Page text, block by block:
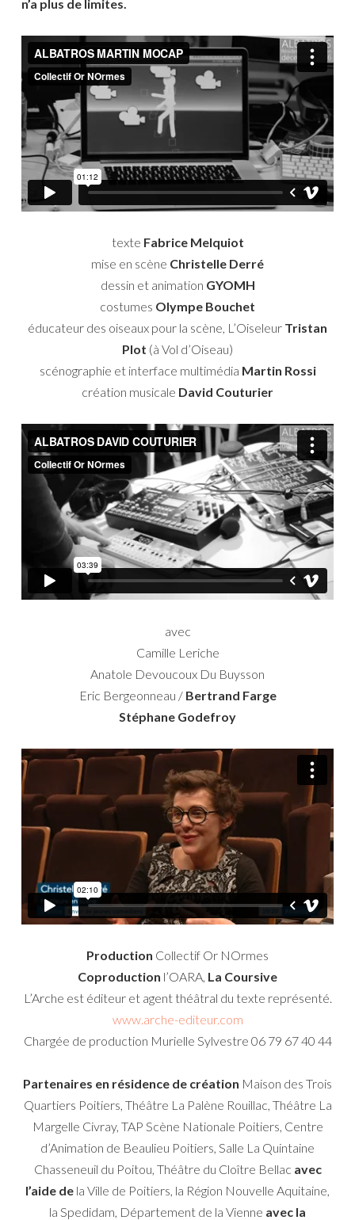
n’a plus de limites.
texte Fabrice Melquiot
mise en scène Christelle Derré
dessin et animation GYOMH
costumes Olympe Bouchet
éducateur des oiseaux pour la scène, L’Oiseleur Tristan
Plot (à Vol d’Oiseau)
scénographie et interface multimédia Martin Rossi
création musicale David Couturier
avec
Camille Leriche
Anatole Devoucoux Du Buysson
Eric Bergeonneau / Bertrand Farge
Stéphane Godefroy
Production Collectif Or NOrmes
Coproduction l’OARA, La Coursive
L’Arche est éditeur et agent théâtral du texte représenté.
www.arche-editeur.com
Chargée de production Murielle Sylvestre 06 79 67 40 44
Partenaires en résidence de création Maison des Trois
Quartiers Poitiers, Théâtre La Palène Rouillac, Théâtre La
Margelle Civray, TAP Scène Nationale Poitiers, Centre
d’Animation de Beaulieu Poitiers, Salle La Quintaine
Chasseneuil du Poitou, Théâtre du Cloître Bellac avec
l’aide de la Ville de Poitiers, la Région Nouvelle Aquitaine,
la Spedidam, Département de la Vienne avec la